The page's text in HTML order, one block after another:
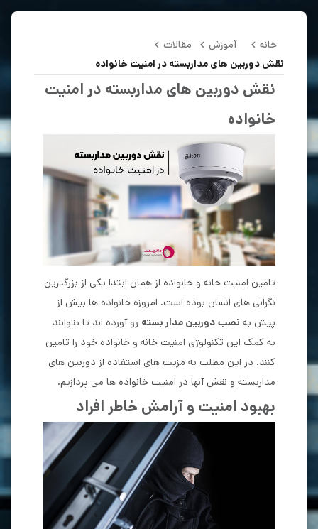
خانه آموزش
مقالات
نقش دوربین های مداربسته در امنیت خانواده
نقش دوربین های مداربسته در امنیت
خانواده
تامین امنیت خانه و خانواده از همان ابتدا یکی از بزرگترین
نگرانی های انسان بوده است. امروزه خانواده ها بیش از
پیش به نصب دوربین مدار بسته رو آورده اند تا بتوانند
به کمک این تکنولوژی امنیت خانه و خانواده خود را تامین
کنند. در این مطلب به مزیت های استفاده از دوربین های
مداربسته و نقش آنها در امنیت خانواده ها می پردازیم.
بهبود امنیت و آرامش خاطر افراد